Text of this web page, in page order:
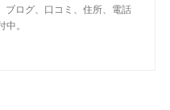
ブログ、口コミ、住所、電話
。